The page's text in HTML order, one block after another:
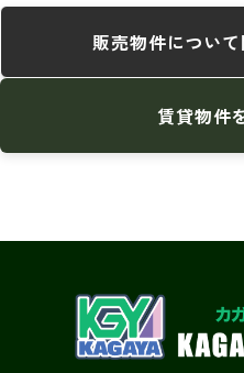
販売物件につい
賃貸物件